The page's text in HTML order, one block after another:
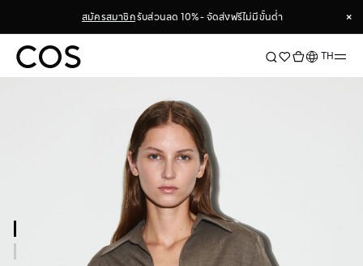
สมัครสมาชิกรับส่วนลด 10% - จัดส่งฟรีไม่มีขั้นต่ำ
×
×
ภาษาTH